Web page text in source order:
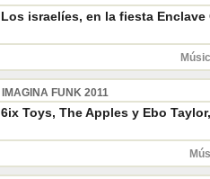
Los israelíes, en la fiesta Enclave
IMAGINA FUNK 2011
6ix Toys, The Apples y Ebo